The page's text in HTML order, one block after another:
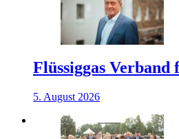
Flüssiggas
5. August 2026